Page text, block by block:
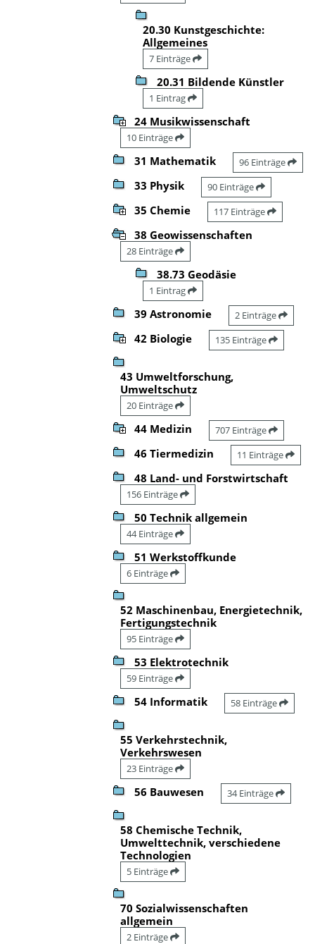
20.30 Kunstgeschichte:
Allgemeines
7 Einträge
20.31 Bildende Künstler
1 Eintrag
24 Musikwissenschaft
10 Einträge
31 Mathematik 96 Einträge
33 Physik 90 Einträge
35 Chemie 117 Einträge
38 Geowissenschaften
28 Einträge
38.73 Geodäsie
1 Eintrag
39 Astronomie 2 Einträge
42 Biologie 135 Einträge
43 Umweltforschung,
Umweltschutz
20 Einträge
44 Medizin 707 Einträge
46 Tiermedizin 11 Einträge
48 Land- und Forstwirtschaft
156 Einträge
50 Technik allgemein
44 Einträge
51 Werkstoffkunde
6 Einträge
52 Maschinenbau, Energietechnik,
Fertigungstechnik
95 Einträge
53 Elektrotechnik
59 Einträge
54 Informatik 58 Einträge
55 Verkehrstechnik,
Verkehrswesen
23 Einträge
56 Bauwesen 34 Einträge
58 Chemische Technik,
Umwelttechnik, verschiedene
Technologien
5 Einträge
70 Sozialwissenschaften
allgemein
2 Einträge